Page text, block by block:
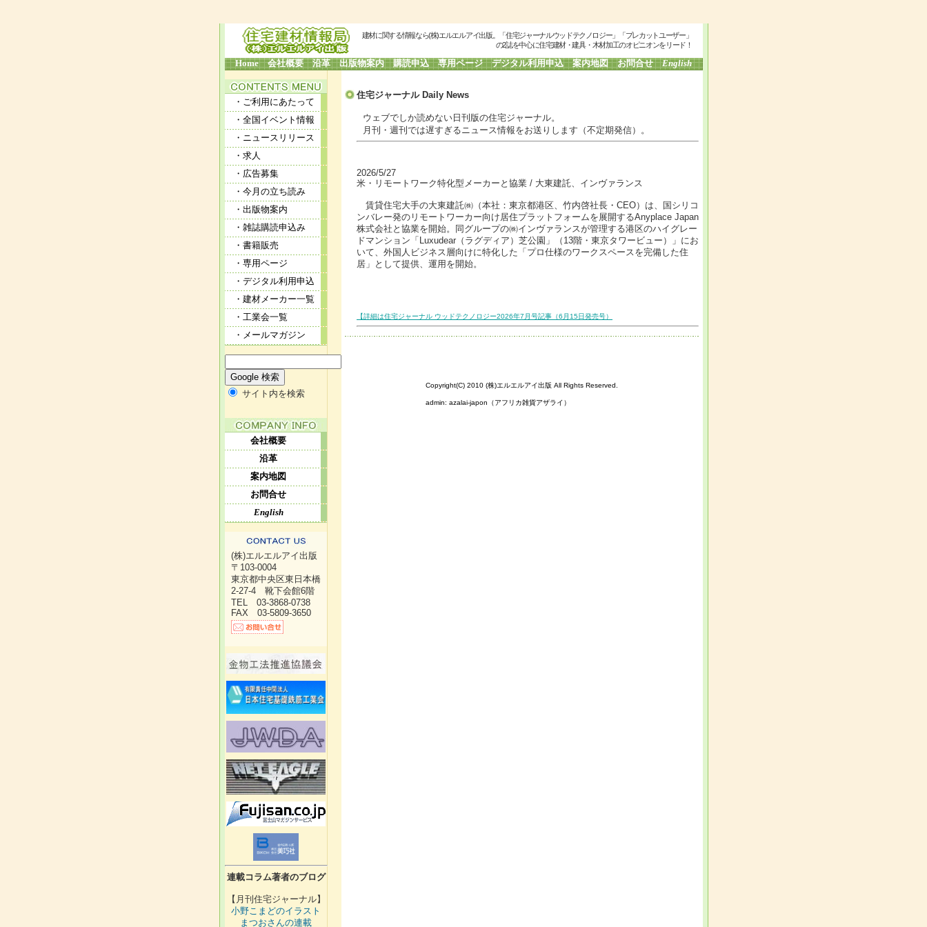
建材に関する情報なら(株)エルエルアイ出版。「住宅ジャーナルウッドテクノロジー」「プレカットユーザー」
の2誌を中心に住宅建材・建具・木材加工のオピニオンをリード！
Home 会社概要 沿革 出版物案内 購読申込 専用ページ デジタル利用申込 案内地図 お問合せ English
・ご利用にあたって
・全国イベント情報
・ニュースリリース
・求人
・広告募集
・今月の立ち読み
・出版物案内
・雑誌購読申込み
・書籍販売
・専用ページ
・デジタル利用申込
・建材メーカー一覧
・工業会一覧
・メールマガジン
サイト内を検索
会社概要
沿革
案内地図
お問合せ
English
(株)エルエルアイ出版
〒103-0004
東京都中央区東日本橋
2-27-4 靴下会館6階
TEL 03-3868-0738
FAX 03-5809-3650
連載コラム著者のブログ
【月刊住宅ジャーナル】
小野こまどのイラスト
まつおさんの連載
住宅ジャーナル Daily News
ウェブでしか読めない日刊版の住宅ジャーナル。
月刊・週刊では遅すぎるニュース情報をお送りします（不定期発信）。
2026/5/27
米・リモートワーク特化型メーカーと協業 / 大東建託、インヴァランス
賃貸住宅大手の大東建託㈱（本社：東京都港区、竹内啓社長・CEO）は、国シリコ
ンバレー発のリモートワーカー向け居住プラットフォームを展開するAnyplace Japan
株式会社と協業を開始。同グループの㈱インヴァランスが管理する港区のハイグレー
ドマンション「Luxudear（ラグディア）芝公園」（13階・東京タワービュー）」にお
いて、外国人ビジネス層向けに特化した「プロ仕様のワークスペースを完備した住
居」として提供、運用を開始。
【詳細は住宅ジャーナル ウッドテクノロジー2026年7月号記事（6月15日発売号）
Copyright(C) 2010 (株)エルエルアイ出版 All Rights Reserved.
admin: azalai-japon（アフリカ雑貨アザライ）